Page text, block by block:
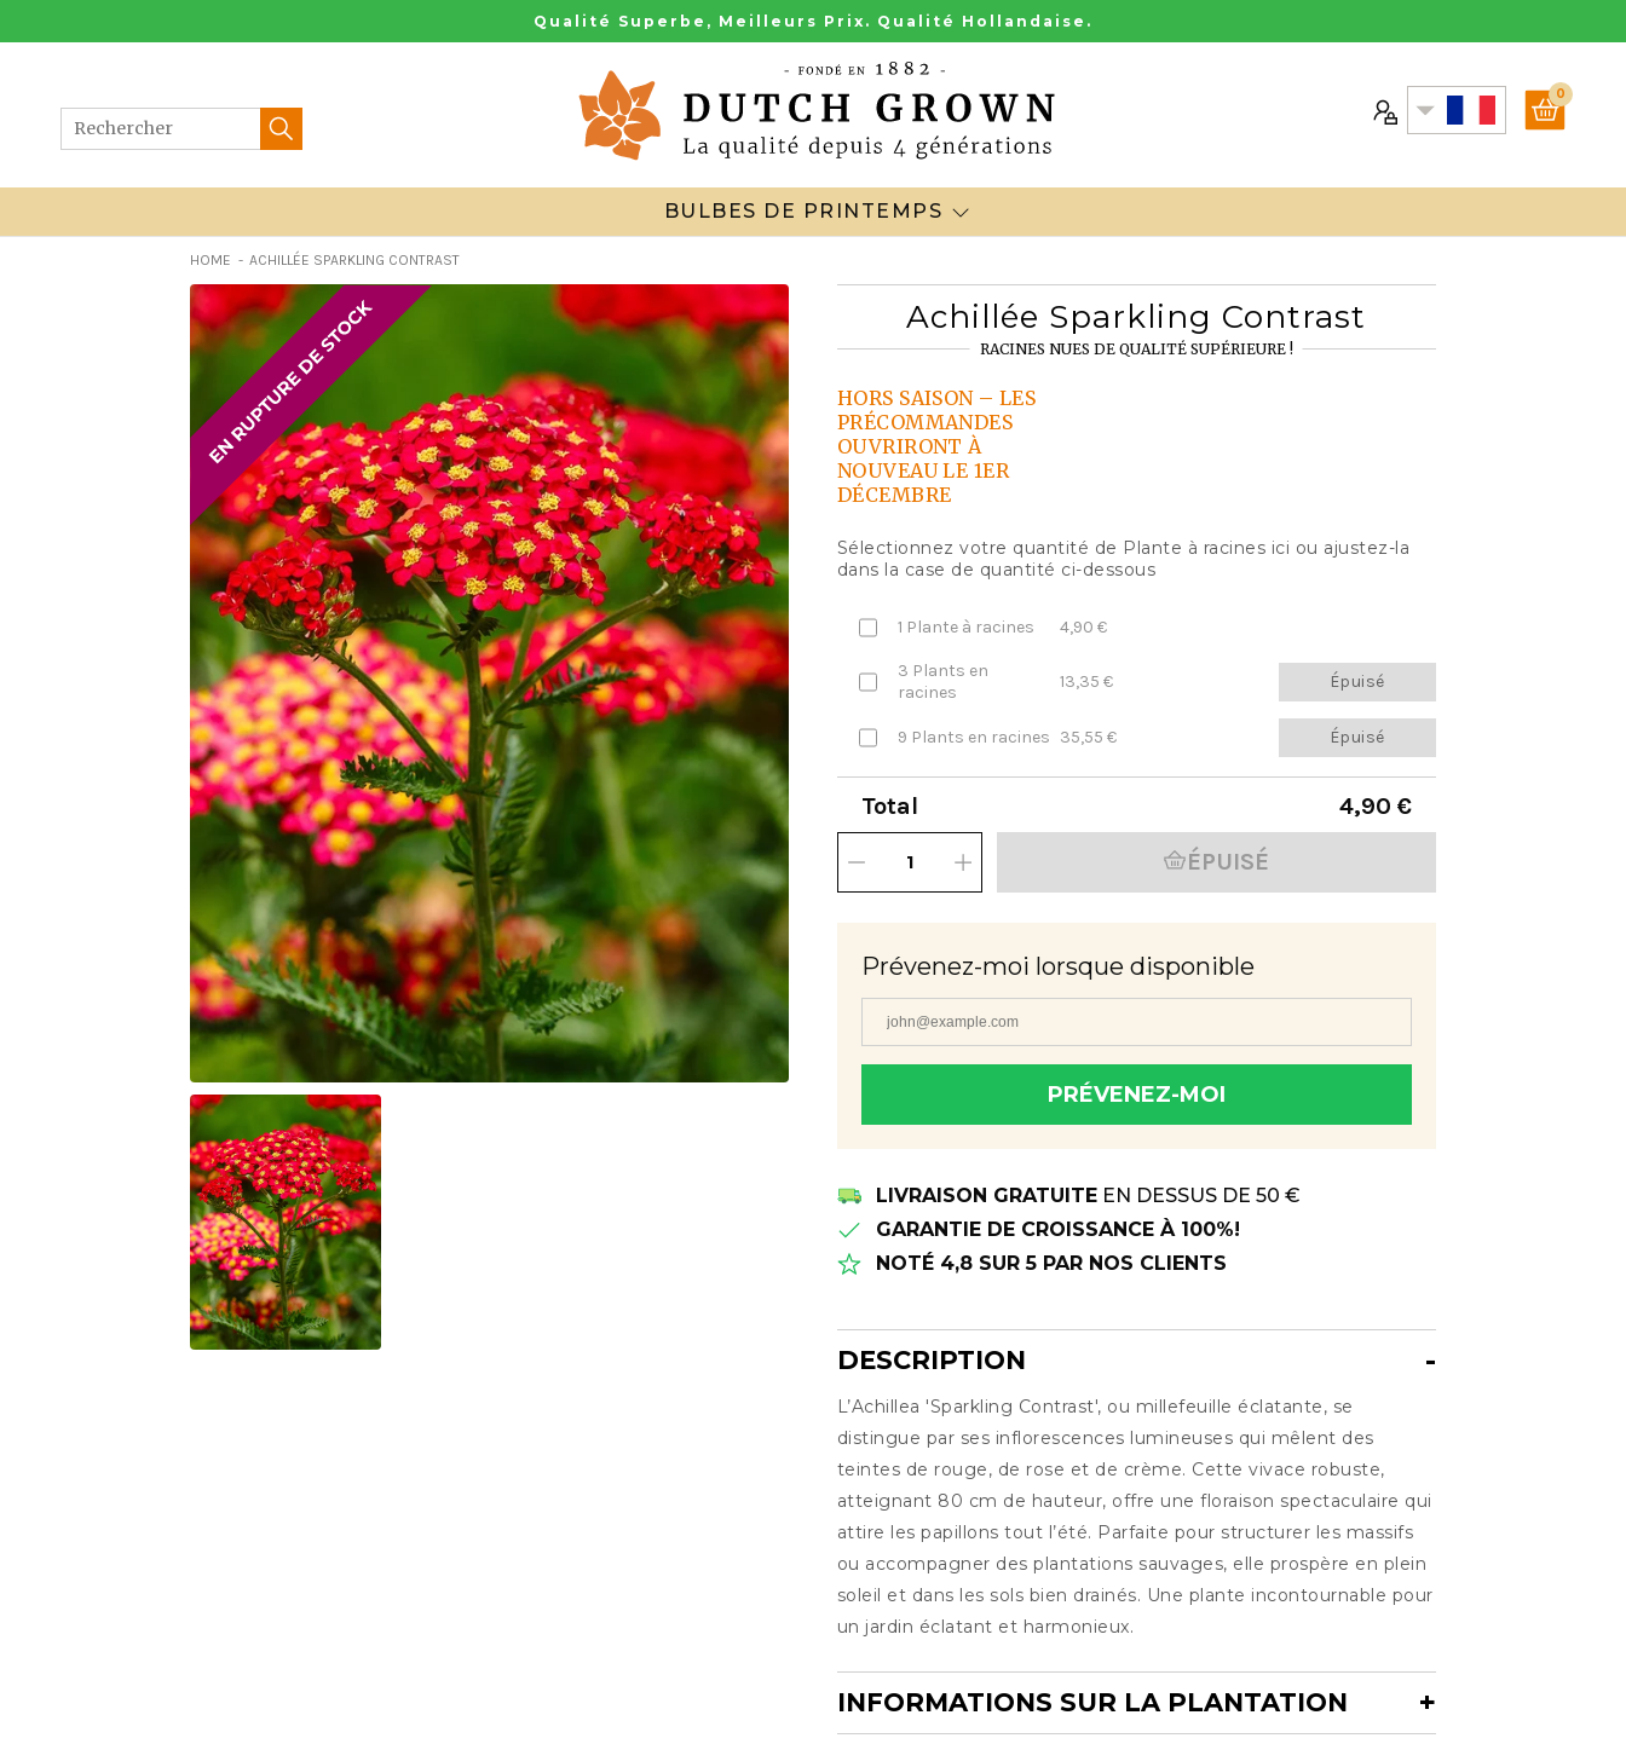
au
Qualité Superbe, Meilleurs Prix. Qualité Hollandaise.
0
BULBES DE PRINTEMPS
HOME ACHILLÉE SPARKLING CONTRAST
Achillée Sparkling Contrast
RACINES NUES DE QUALITÉ SUPÉRIEURE !
HORS SAISON – LES
PRÉCOMMANDES
OUVRIRONT À
NOUVEAU LE 1ER
DÉCEMBRE
Sélectionnez votre quantité de Plante à racines ici ou ajustez-la
dans la case de quantité ci-dessous
1 Plante à racines 4,90 €
3 Plants en
racines
13,35 € Épuisé
9 Plants en racines 35,55 € Épuisé
Total
4,90 €
ÉPUISÉ
Prévenez-moi lorsque disponible
PRÉVENEZ-MOI
LIVRAISON GRATUITEEN DESSUS DE 50 €
GARANTIE DE CROISSANCE À 100%!
NOTÉ 4,8 SUR 5 PAR NOS CLIENTS
DESCRIPTION
Description
L’Achillea 'Sparkling Contrast', ou millefeuille éclatante, se
distingue par ses inflorescences lumineuses qui mêlent des
teintes de rouge, de rose et de crème. Cette vivace robuste,
atteignant 80 cm de hauteur, offre une floraison spectaculaire qui
attire les papillons tout l’été. Parfaite pour structurer les massifs
ou accompagner des plantations sauvages, elle prospère en plein
soleil et dans les sols bien drainés. Une plante incontournable pour
un jardin éclatant et harmonieux.
INFORMATIONS SUR LA PLANTATION